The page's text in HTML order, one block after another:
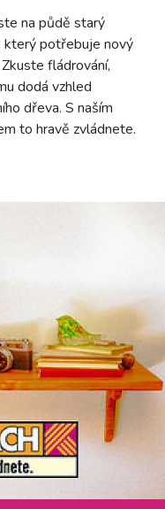
na půdě starý
který potřebuje nový
fládrování,
dodá vzhled
dřeva. S naším
to hravě zvládnete.